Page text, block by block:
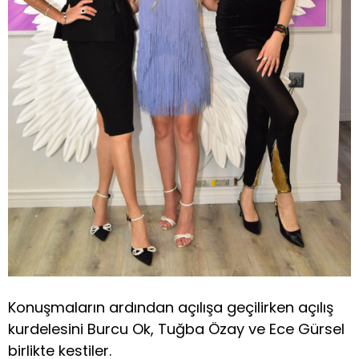
Konuşmaların ardından açılışa geçilirken açılış
kurdelesini Burcu Ok, Tuğba Özay ve Ece Gürsel
birlikte kestiler.